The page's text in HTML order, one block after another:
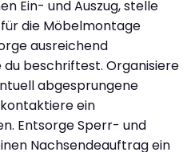
Ein- und Auszug, stelle
die Möbelmontage
ausreichend
du beschriftest. Organisiere
abgesprungene
ein
Entsorge Sperr- und
Nachsendeauftrag ein